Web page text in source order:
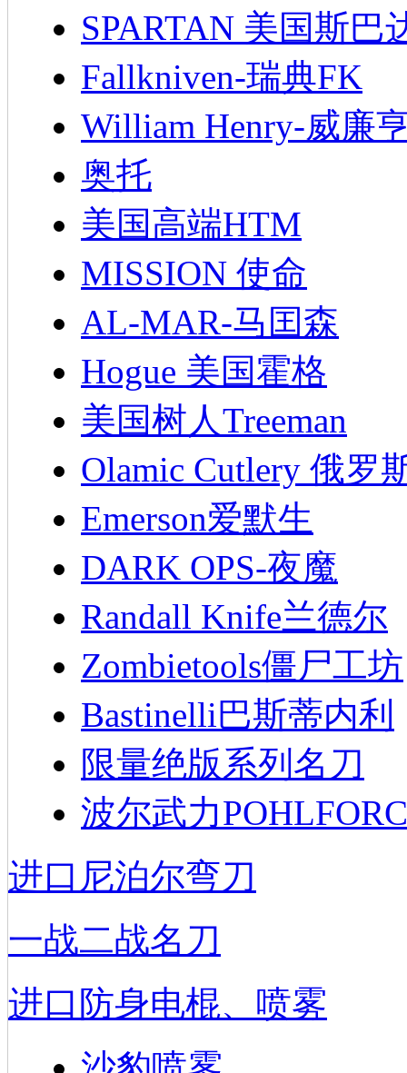
SPARTAN 美国斯巴
Fallkniven-瑞典FK
William Henry-威廉
奥托
美国高端HTM
MISSION 使命
AL-MAR-马囯森
Hogue 美国霍格
美国树人Treeman
Olamic Cutlery 俄罗
Emerson爱默生
DARK OPS-夜魔
Randall Knife兰德尔
Zombietools僵尸工坊
Bastinelli巴斯蒂内利
限量绝版系列名刀
波尔武力
进口尼泊尔弯刀
一战二战名刀
进口防身电棍、喷雾